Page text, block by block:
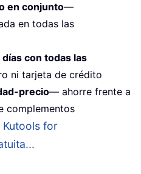
en conjunto—
en todas las
con todas las
ni tarjeta de crédito
precio— ahorre frente a
complementos
for